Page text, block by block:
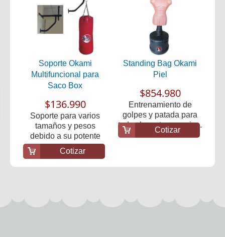
Soporte Okami
Multifuncional para
Saco Box
$136.990
Soporte para varios
tamaños y pesos
debido a su potente
anc...
Cotizar
Standing Bag Okami
Piel
$854.980
Entrenamiento de
golpes y patada para
todas las artes marcia...
Cotizar